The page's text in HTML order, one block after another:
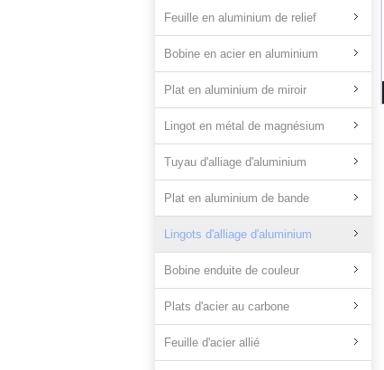
Feuille en aluminium de relief
Bobine en acier en aluminium
Plat en aluminium de miroir
Lingot en métal de magnésium
Tuyau d'alliage d'aluminium
Plat en aluminium de bande
Lingots d'alliage d'aluminium
Bobine enduite de couleur
Plats d'acier au carbone
Feuille d'acier allié